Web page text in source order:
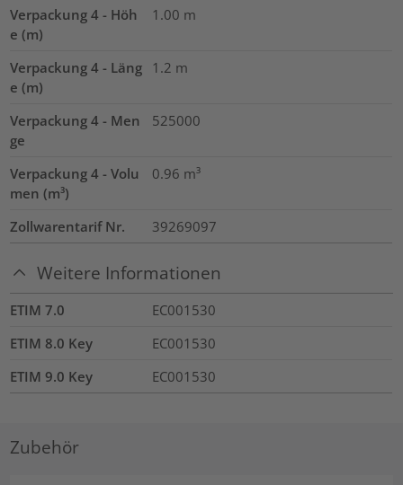
Verpackung 4 - Höh
e (m)
1.00 m
Verpackung 4 - Läng
e (m)
1.2 m
Verpackung 4 - Men
ge
525000
Verpackung 4 - Volu
men (m³)
0.96 m³
Zollwarentarif Nr. 39269097
Weitere Informationen
ETIM 7.0
EC001530
ETIM 8.0 Key
EC001530
ETIM 9.0 Key
EC001530
Zubehör